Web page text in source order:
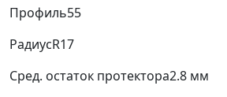
Профиль55
РадиусR17
Сред. остаток протектора2.8 мм